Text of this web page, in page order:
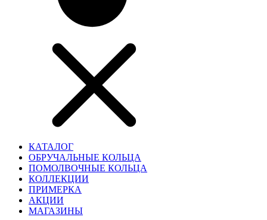
КАТАЛОГ
ОБРУЧАЛЬНЫЕ КОЛЬЦА
ПОМОЛВОЧНЫЕ КОЛЬЦА
КОЛЛЕКЦИИ
ПРИМЕРКА
АКЦИИ
МАГАЗИНЫ